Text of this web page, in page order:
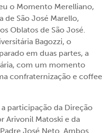
o Momento Merelliano,
de São José Marello,
Oblatos de São José.
Bagozzi, o
em duas partes, a
com um momento
confraternização e coffee
participação da Direção
Arivonil Matoski e da
José Neto. Ambos